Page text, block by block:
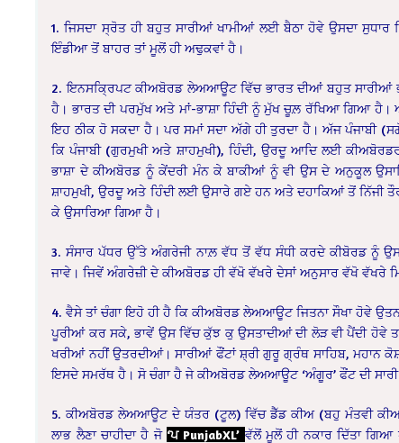
1. ਜਿਸਦਾ ਸ੍ਰੋਤ ਹੀ ਬਹੁਤ ਸਾਰੀਆਂ ਖਾਮੀਆਂ ਲਈ ਬੈਠਾ ਹੋਵੇ ਉਸਦਾ
ਇੰਡੀਆ ਤੋਂ ਬਾਹਰ ਤਾਂ ਮੂਲੋਂ ਹੀ ਅਢੁਕਵਾਂ ਹੈ।
2. ਇਨਸਕ੍ਰਿਪਟ ਕੀਅਬੋਰਡ ਲੇਅਆਊਟ ਵਿੱਚ ਭਾਰਤ ਦੀਆਂ ਬਹੁਤ ਸਾਰੀਆਂ
ਹੈ। ਭਾਰਤ ਦੀ ਪਰਮੁੱਖ ਅਤੇ ਮਾਂ-ਭਾਸ਼ਾ ਹਿੰਦੀ ਨੂੰ ਮੁੱਖ ਚੂਲ਼ ਰੱਖਿਆ ਗਿਆ
ਇਹ ਠੀਕ ਹੋ ਸਕਦਾ ਹੈ। ਪਰ ਸਮਾਂ ਸਦਾ ਅੱਗੇ ਹੀ ਤੁਰਦਾ ਹੈ। ਅੱਜ ਪੰਜਾਬੀ
ਕਿ ਪੰਜਾਬੀ (ਗੁਰਮੁਖੀ ਅਤੇ ਸ਼ਾਹਮੁਖੀ), ਹਿੰਦੀ, ਉਰਦੂ ਆਦਿ ਲਈ
ਭਾਸ਼ਾ ਦੇ ਕੀਅਬੋਰਡ ਨੂੰ ਕੇਂਦਰੀ ਮੰਨ ਕੇ ਬਾਕੀਆਂ ਨੂੰ ਵੀ ਉਸ ਦੇ ਅਨੁਕੂਲ
ਸ਼ਾਹਮੁਖੀ, ਉਰਦੂ ਅਤੇ ਹਿੰਦੀ ਲਈ ਉਸਾਰੇ ਗਏ ਹਨ ਅਤੇ ਦਹਾਕਿਆਂ ਤੋਂ
ਕੇ ਉਸਾਰਿਆ ਗਿਆ ਹੈ।
3. ਸੰਸਾਰ ਪੱਧਰ ਉੱਤੇ ਅੰਗਰੇਜੀ ਨਾਲ਼ ਵੱਧ ਤੋਂ ਵੱਧ ਸੰਧੀ ਕਰਦੇ ਕੀਬੋਰਡ ਨੂੰ
ਜਾਵੇ। ਜਿਵੇਂ ਅੰਗਰੇਜ਼ੀ ਦੇ ਕੀਅਬੋਰਡ ਹੀ ਵੱਖੋ ਵੱਖਰੇ ਦੇਸਾਂ ਅਨੁਸਾਰ ਵੱਖੋ ਵੱਖਰੇ
4. ਵੈਸੇ ਤਾਂ ਚੰਗਾ ਇਹੋ ਹੀ ਹੈ ਕਿ ਕੀਅਬੋਰਡ ਲੇਅਆਊਟ ਜਿਤਨਾ ਸੌਖਾ ਹੋਵੇ
ਪੂਰੀਆਂ ਕਰ ਸਕੇ, ਭਾਵੇਂ ਉਸ ਵਿੱਚ ਕੁੱਝ ਕੁ ਉਸਤਾਦੀਆਂ ਦੀ ਲੋੜ ਵੀ ਪੈਂਦੀ
ਖਰੀਆਂ ਨਹੀਂ ਉਤਰਦੀਆਂ। ਸਾਰੀਆਂ ਫੌਂਟਾਂ ਸ਼੍ਰੀ ਗੁਰੂ ਗ੍ਰੰਥ ਸਾਹਿਬ, ਮਹਾਨ
ਇਸਦੇ ਸਮਰੱਥ ਹੈ। ਸੋ ਚੰਗਾ ਹੈ ਜੇ ਕੀਅਬੋਰਡ ਲੇਅਆਊਟ ‘ਅੰਗੂਰ’ ਫੌਂਟ ਦੀ
5. ਕੀਅਬੋਰਡ ਲੇਅਆਊਟ ਦੇ ਯੰਤਰ (ਟੂਲ) ਵਿੱਚ ਡੈੱਡ ਕੀਅ (ਬਹੁ ਮੰਤਵੀ
ਲਾਭ ਲੈਣਾ ਚਾਹੀਦਾ ਹੈ ਜੋ ‘ਪ PunjabXL’ ਵੱਲੋਂ ਮੂਲੋਂ ਹੀ ਨਕਾਰ ਦਿੱਤਾ